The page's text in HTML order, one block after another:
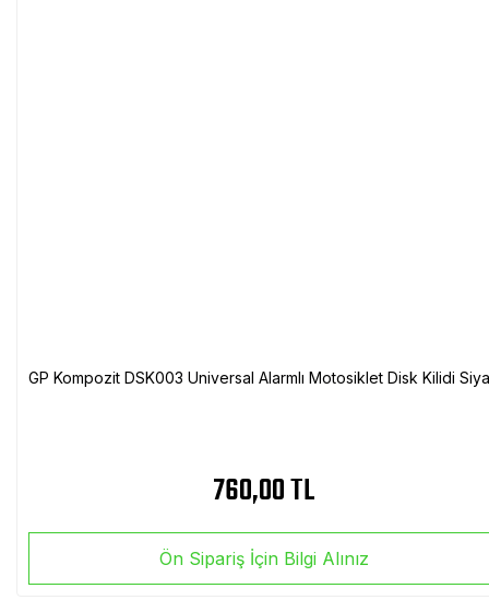
GP Kompozit DSK003 Universal Alarmlı Motosiklet Disk Kilidi
760,00 TL
Ön Sipariş İçin Bilgi Alınız